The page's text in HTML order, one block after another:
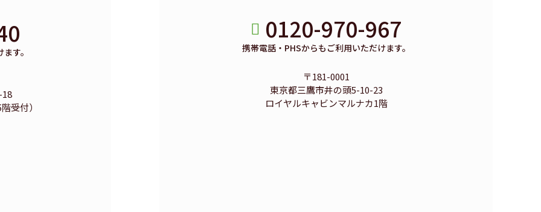
す。
受付）
0120-970-967
携帯電話・PHSからもご利用いただけます。
〒181-0001
東京都三鷹市井の頭5-10-23
ロイヤルキャビンマルナカ1階